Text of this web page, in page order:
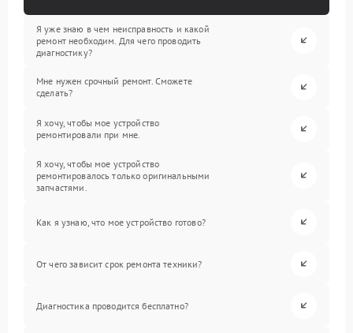
Я уже знаю в чем неисправность и какой
ремонт необходим. Для чего проводить
диагностику?
Мне нужен срочный ремонт. Сможете
сделать?
Я хочу, чтобы мое устройство
ремонтировали при мне.
Я хочу, чтобы мое устройство
ремонтировалось только оригинальными
запчастями.
Как я узнаю, что мое устройство готово?
От чего зависит срок ремонта техники?
Диагностика проводится бесплатно?